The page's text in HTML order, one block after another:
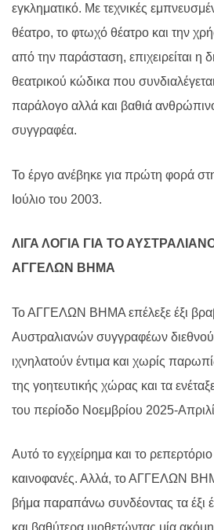
εγκληματικό. Με τεχνικές
θέατρο, το φτωχό θέατρο και την
από την παράσταση, επιχειρείται η
θεατρικού κώδικα που
παράλογο αλλά και βαθιά
συγγραφέα.
Το έργο ανέβηκε για πρώτη φορά
Ιούλιο του 2003.
ΛΙΓΑ ΛΟΓΙΑ ΓΙΑ ΤΟ
ΑΓΓΕΛΩΝ ΒΗΜΑ
Το ΑΓΓΕΛΩΝ ΒΗΜΑ επέλεξε έξι
Αυστραλιανών συγγραφέων
ιχνηλατούν έντιμα και χωρίς
της γοητευτικής χώρας και τα
του περίοδο Νοεμβρίου 2025-
Αυτό το εγχείρημα και το ρεπερτόριο
καινοφανές. Αλλά, το ΑΓΓΕΛΩΝ
βήμα παραπάνω συνδέοντας τα έξι